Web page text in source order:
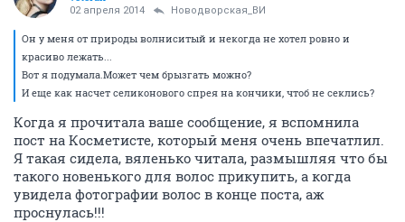
02 апреля 2014 Новодворcкая_ВИ
Он у меня от природы волниситый и некогда не хотел ровно и
красиво лежать...
Вот я подумала.Может чем брызгать можно?
И еще как насчет селиконового спрея на кончики, чтоб не секлись?
Когда я прочитала ваше сообщение, я вспомнила
пост на Косметисте, который меня очень впечатлил.
Я такая сидела, вяленько читала, размышляя что бы
такого новенького для волос прикупить, а когда
увидела фотографии волос в конце поста, аж
проснулась!!!